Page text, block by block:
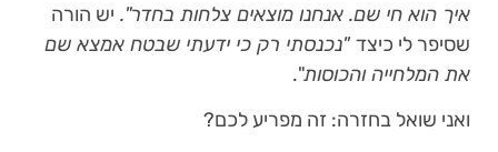
איך הוא חי שם. אנחנו מוצאים צלחות בחדר". יש הורה
שסיפר לי כיצד "נכנסתי רק כי ידעתי שבטח אמצא שם
את המלחייה והכוסות".
ואני שואל בחזרה: זה מפריע לכם?